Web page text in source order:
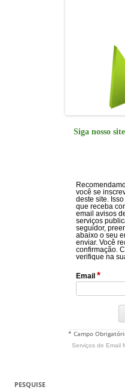
Siga nosso site
você se
deste site.
que receba
email avisos
serviços
seguidor,
abaixo o seu
enviar. Você
confirmação.
verifique na
Email *
* Campo
Serviços de Email
PESQUISE